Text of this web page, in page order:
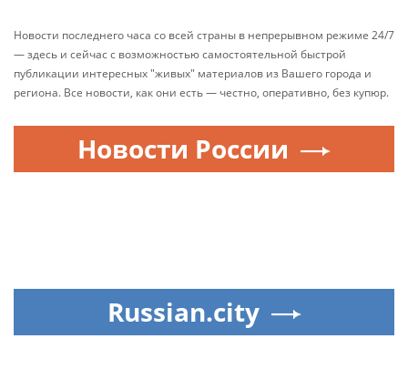
Новости последнего часа со всей страны в непрерывном режиме 24/7
— здесь и сейчас с возможностью самостоятельной быстрой
публикации интересных "живых" материалов из Вашего города и
региона. Все новости, как они есть — честно, оперативно, без купюр.
Новости России
Russian.city